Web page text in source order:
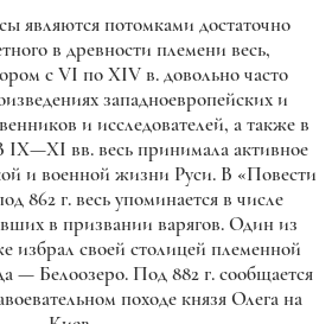
являются потомками достаточно
в древности племени весь,
с VI по XIV в. довольно часто
западноевропейских и
и исследователей, а также в
IX—XI вв. весь принимала активное
и военной жизни Руси. В «Повести
862 г. весь упоминается в числе
в призвании варягов. Один из
избрал своей столицей племенной
— Белоозеро. Под 882 г. сообщается
походе князя Олега на